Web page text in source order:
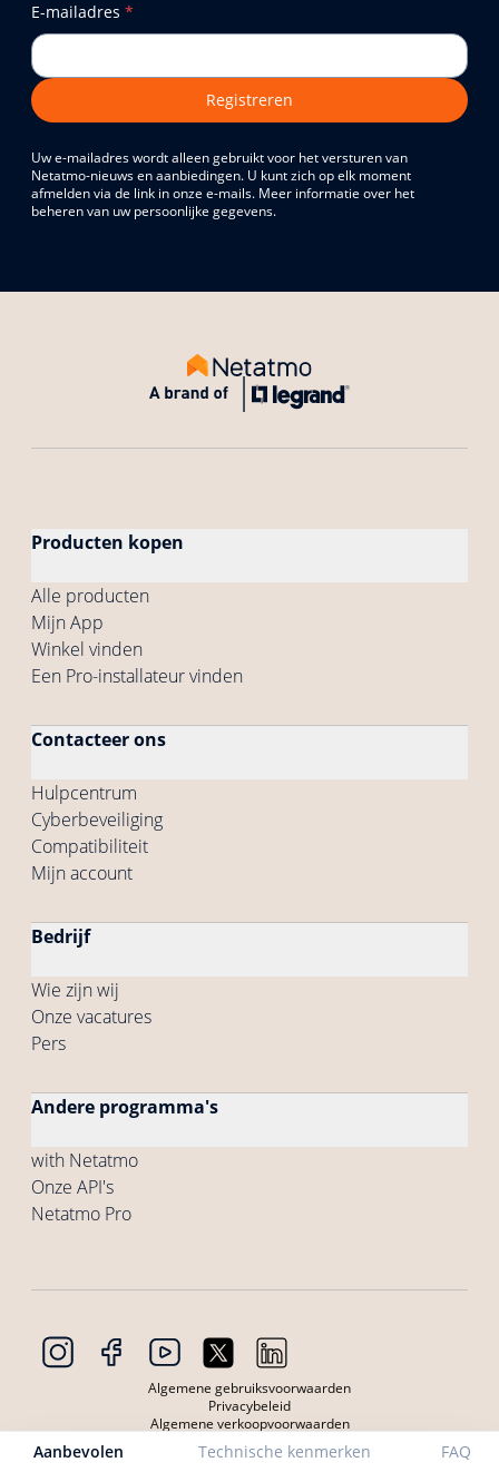
Aanbevolen Technische kenmerken FAQ
E-mailadres *
Registreren
Uw e-mailadres wordt alleen gebruikt voor het versturen van
Netatmo-nieuws en aanbiedingen. U kunt zich op elk moment
afmelden via de link in onze e-mails. Meer informatie over het
beheren van uw persoonlijke gegevens.
Producten kopen
Alle producten
Mijn App
Winkel vinden
Een Pro-installateur vinden
Contacteer ons
Hulpcentrum
Cyberbeveiliging
Compatibiliteit
Mijn account
Bedrijf
Wie zijn wij
Onze vacatures
Pers
Andere programma's
with Netatmo
Onze API's
Netatmo Pro
Algemene gebruiksvoorwaarden
Privacybeleid
Algemene verkoopvoorwaarden
Algemene gebruiksvoorwaarden voor de Producten
Privacybeleid Producten